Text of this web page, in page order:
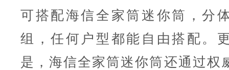
可搭配海信全家筒迷你筒，分
组，任何户型都能自由搭配。
是，海信全家筒迷你筒还通过权